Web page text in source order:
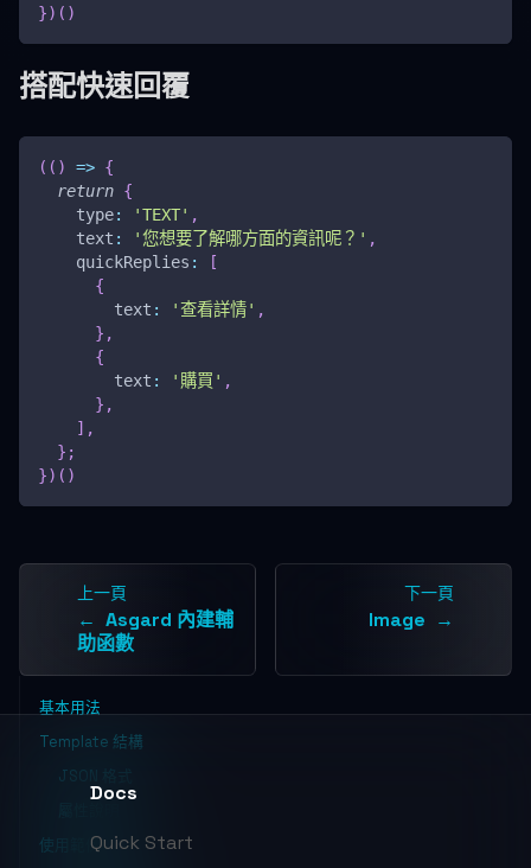
}) ( )
搭配快速回覆
( ( ) => {
return {
type: 'TEXT' ,
text : '您想要了解哪方面的資訊呢？' ,
quickReplies :
[
{
text : '查看詳情' ,
} ,
{
text : '購買' ,
} ,
] ,
} ;
}) ( )
上一頁
Asgard 內建輔
助函數
下一頁
Image
基本用法
Template 結構
JSON 格式
使用範例
Docs
Quick Start